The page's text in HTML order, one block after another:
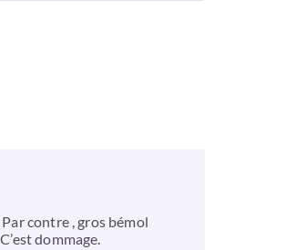
contre , gros bémol
dommage.